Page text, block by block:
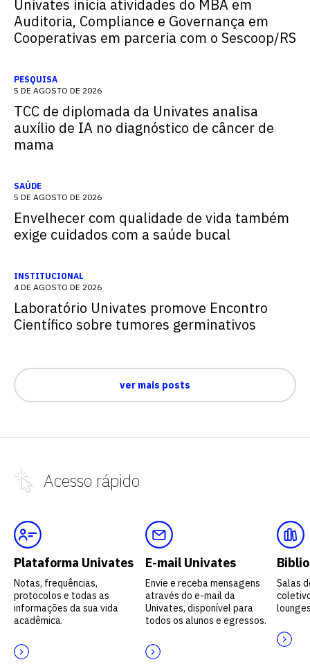
Univates inicia atividades do MBA em
Auditoria, Compliance e Governança em
Cooperativas em parceria com o Sescoop/RS
PESQUISA
5 DE AGOSTO DE 2026
TCC de diplomada da Univates analisa
auxílio de IA no diagnóstico de câncer de
mama
SAÚDE
5 DE AGOSTO DE 2026
Envelhecer com qualidade de vida também
exige cuidados com a saúde bucal
INSTITUCIONAL
4 DE AGOSTO DE 2026
Laboratório Univates promove Encontro
Científico sobre tumores germinativos
ver mais posts
Acesso rápido
Plataforma Univates
Notas, frequências,
protocolos e todas as
informações da sua vida
acadêmica.
E-mail Univates
Envie e receba mensagens
através do e-mail da
Univates, disponível para
todos os alunos e egressos.
Salas